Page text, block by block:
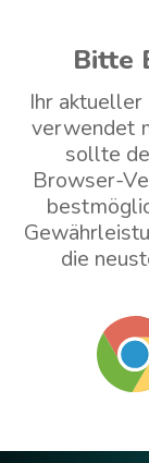
Bitte
Ihr
verwendet
sollte
Browser-
die
Mit